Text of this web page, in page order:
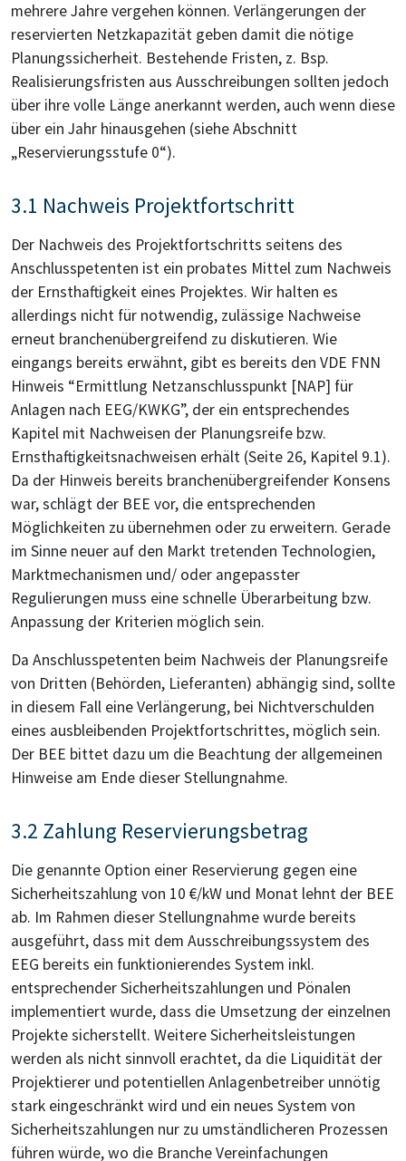
mehrere Jahre vergehen können. Verlängerungen der
reservierten Netzkapazität geben damit die nötige
Planungssicherheit. Bestehende Fristen, z. Bsp.
Realisierungsfristen aus Ausschreibungen sollten jedoch
über ihre volle Länge anerkannt werden, auch wenn diese
über ein Jahr hinausgehen (siehe Abschnitt
„Reservierungsstufe 0“).
3.1 Nachweis Projektfortschritt
Der Nachweis des Projektfortschritts seitens des
Anschlusspetenten ist ein probates Mittel zum Nachweis
der Ernsthaftigkeit eines Projektes. Wir halten es
allerdings nicht für notwendig, zulässige Nachweise
erneut branchenübergreifend zu diskutieren. Wie
eingangs bereits erwähnt, gibt es bereits den VDE FNN
Hinweis “Ermittlung Netzanschlusspunkt [NAP] für
Anlagen nach EEG/KWKG”, der ein entsprechendes
Kapitel mit Nachweisen der Planungsreife bzw.
Ernsthaftigkeitsnachweisen erhält (Seite 26, Kapitel 9.1).
Da der Hinweis bereits branchenübergreifender Konsens
war, schlägt der BEE vor, die entsprechenden
Möglichkeiten zu übernehmen oder zu erweitern. Gerade
im Sinne neuer auf den Markt tretenden Technologien,
Marktmechanismen und/ oder angepasster
Regulierungen muss eine schnelle Überarbeitung bzw.
Anpassung der Kriterien möglich sein.
Da Anschlusspetenten beim Nachweis der Planungsreife
von Dritten (Behörden, Lieferanten) abhängig sind, sollte
in diesem Fall eine Verlängerung, bei Nichtverschulden
eines ausbleibenden Projektfortschrittes, möglich sein.
Der BEE bittet dazu um die Beachtung der allgemeinen
Hinweise am Ende dieser Stellungnahme.
3.2 Zahlung Reservierungsbetrag
Die genannte Option einer Reservierung gegen eine
Sicherheitszahlung von 10 €/kW und Monat lehnt der BEE
ab. Im Rahmen dieser Stellungnahme wurde bereits
ausgeführt, dass mit dem Ausschreibungssystem des
EEG bereits ein funktionierendes System inkl.
entsprechender Sicherheitszahlungen und Pönalen
implementiert wurde, dass die Umsetzung der einzelnen
Projekte sicherstellt. Weitere Sicherheitsleistungen
werden als nicht sinnvoll erachtet, da die Liquidität der
Projektierer und potentiellen Anlagenbetreiber unnötig
stark eingeschränkt wird und ein neues System von
Sicherheitszahlungen nur zu umständlicheren Prozessen
führen würde, wo die Branche Vereinfachungen